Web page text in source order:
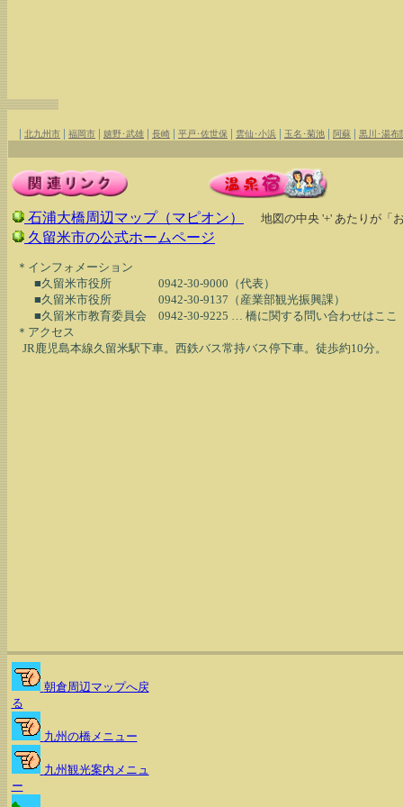
| 北九州市 | 福岡市 | 嬉野･武雄 | 長崎 | 平戸･佐世保 | 雲仙･小浜 | 玉名･菊池 | 阿蘇 | 黒川･湯布
石浦大橋周辺マップ（マピオン） 地図の中央 '+' あたりが「
久留米市の公式ホームページ
  ＊インフォメーション
■久留米市役所　　　　0942-30-9000（代表）
■久留米市役所　　　　0942-30-9137（産業部観光振興課）
■久留米市教育委員会　0942-30-9225 … 橋に関する問い合わせはここ
  ＊アクセス
朝倉周辺マップへ戻
る
九州の橋メニュー
九州観光案内メニュ
ー